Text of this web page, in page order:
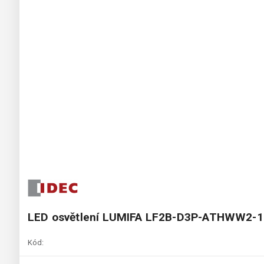
LED osvětlení LUMIFA LF2B-D3P-ATHWW2-
Kód: